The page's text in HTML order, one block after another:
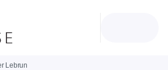
Lebrun